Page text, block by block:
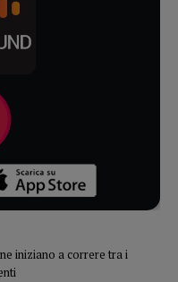
iniziano a correre tra i